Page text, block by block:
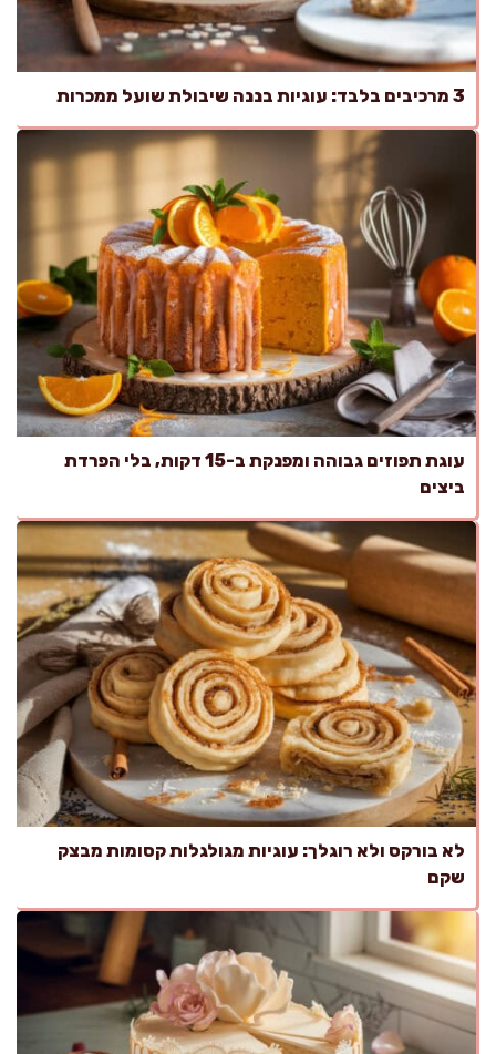
3 מרכיבים בלבד: עוגיות בננה שיבולת שועל ממכרות
עוגת תפוזים גבוהה ומפנקת ב-15 דקות, בלי הפרדת
ביצים
לא בורקס ולא רוגלך: עוגיות מגולגלות קסומות מבצק
שקם